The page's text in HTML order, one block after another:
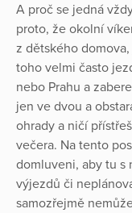
A proč se jedná
proto, že okolní
z dětského
toho velmi často
nebo Prahu a
jen ve dvou a
ohrady a ničí
večera. Na tento
domluveni, aby tu s
výjezdů či
samozřejmě